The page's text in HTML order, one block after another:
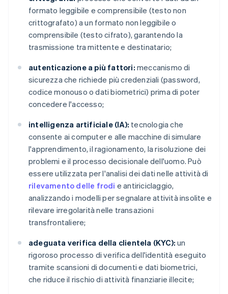
formato leggibile e comprensibile (testo non
crittografato) a un formato non leggibile o
comprensibile (testo cifrato), garantendo la
trasmissione tra mittente e destinatario;
autenticazione a più fattori: meccanismo di
sicurezza che richiede più credenziali (password,
codice monouso o dati biometrici) prima di poter
concedere l'accesso;
intelligenza artificiale (IA): tecnologia che
consente ai computer e alle macchine di simulare
l'apprendimento, il ragionamento, la risoluzione dei
problemi e il processo decisionale dell'uomo. Può
essere utilizzata per l'analisi dei dati nelle attività di
rilevamento delle frodi e antiriciclaggio,
analizzando i modelli per segnalare attività insolite e
rilevare irregolarità nelle transazioni
transfrontaliere;
adeguata verifica della clientela (KYC): un
rigoroso processo di verifica dell'identità eseguito
tramite scansioni di documenti e dati biometrici,
che riduce il rischio di attività finanziarie illecite;